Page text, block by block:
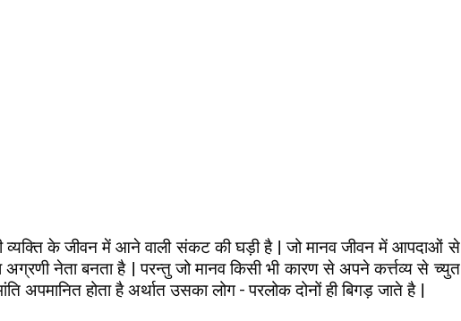
व्यक्ति के जीवन में आने वाली संकट की घड़ी है | जो मानव जीवन में आपदाओं से
नेता बनता है | परन्तु जो मानव किसी भी कारण से अपने कर्त्तव्य से च्युत
अपमानित होता है अर्थात उसका लोग – परलोक दोनों ही बिगड़ जाते है |